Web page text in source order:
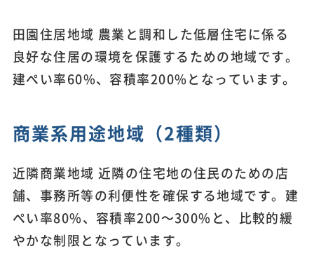
田園住居地域 農業と調和した低層住宅に係る
良好な住居の環境を保護するための地域です。
建ぺい率60%、容積率200%となっています。
商業系用途地域（2種類）
近隣商業地域 近隣の住宅地の住民のための店
舗、事務所等の利便性を確保する地域です。建
ぺい率80%、容積率200～300%と、比較的緩
やかな制限となっています。